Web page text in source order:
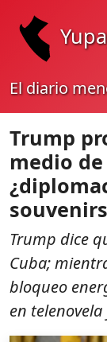
El diario
Trump
medio
Trump dice
Cuba;
bloqueo
en